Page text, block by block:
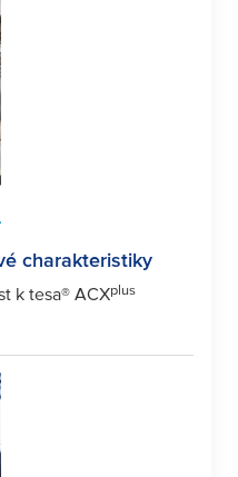
charakteristiky
k tesa® ACXplus